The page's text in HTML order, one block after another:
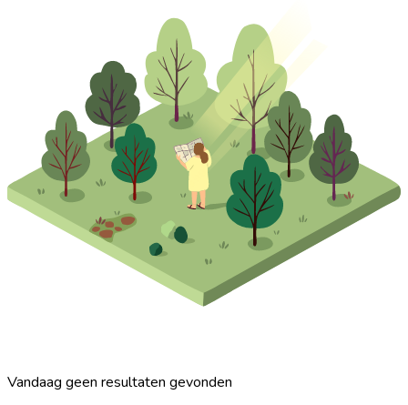
Vandaag geen resultaten gevonden